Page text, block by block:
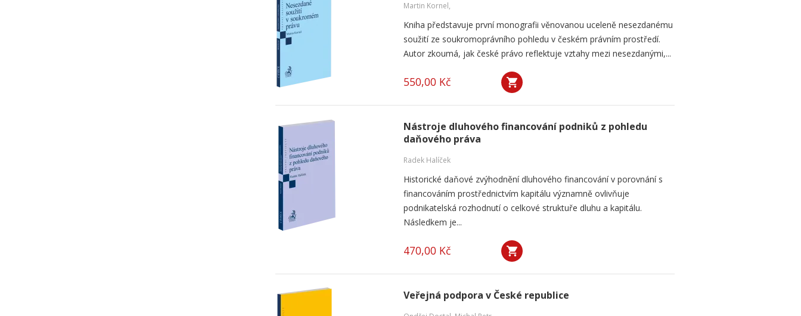
Martin Kornel,
Kniha představuje první monografii věnovanou uceleně nesezdanému
soužití ze soukromoprávního pohledu v českém právním prostředí.
Autor zkoumá, jak české právo reflektuje vztahy mezi nesezdanými,...
550,00 Kč
Nástroje dluhového financování podniků z pohledu
daňového práva
Radek Halíček
Historické daňové zvýhodnění dluhového financování v porovnání s
financováním prostřednictvím kapitálu významně ovlivňuje
podnikatelská rozhodnutí o celkové struktuře dluhu a kapitálu.
Následkem je...
470,00 Kč
Veřejná podpora v České republice